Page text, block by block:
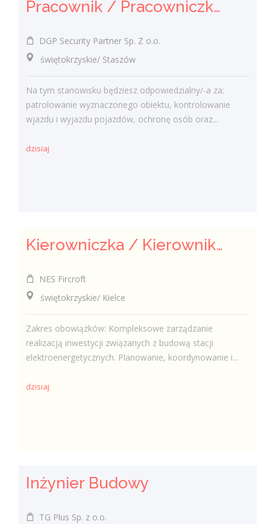
Pracownik / Pracowniczka Ochrony z Pozwoleniem na Broń
DGP Security Partner Sp. Z o.o.
świętokrzyskie/ Staszów
Na tym stanowisku będziesz odpowiedzialny/-a za:
patrolowanie wyznaczonego obiektu, kontrolowanie
wjazdu i wyjazdu pojazdów, ochronę osób oraz...
dzisiaj
Kierowniczka / Kierownik projektu – Elektroenergetyka
NES Fircroft
świętokrzyskie/ Kielce
Zakres obowiązków: Kompleksowe zarządzanie
realizacją inwestycji związanych z budową stacji
elektroenergetycznych. Planowanie, koordynowanie i...
dzisiaj
Inżynier Budowy
TG Plus Sp. z o.o.